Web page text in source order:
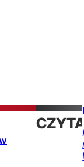
TAKŻE